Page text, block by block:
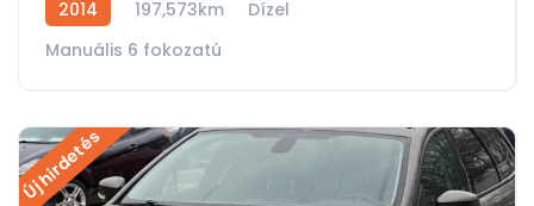
2014 197,573km
Dízel
Manuális 6 fokozatú
Új hirdetés